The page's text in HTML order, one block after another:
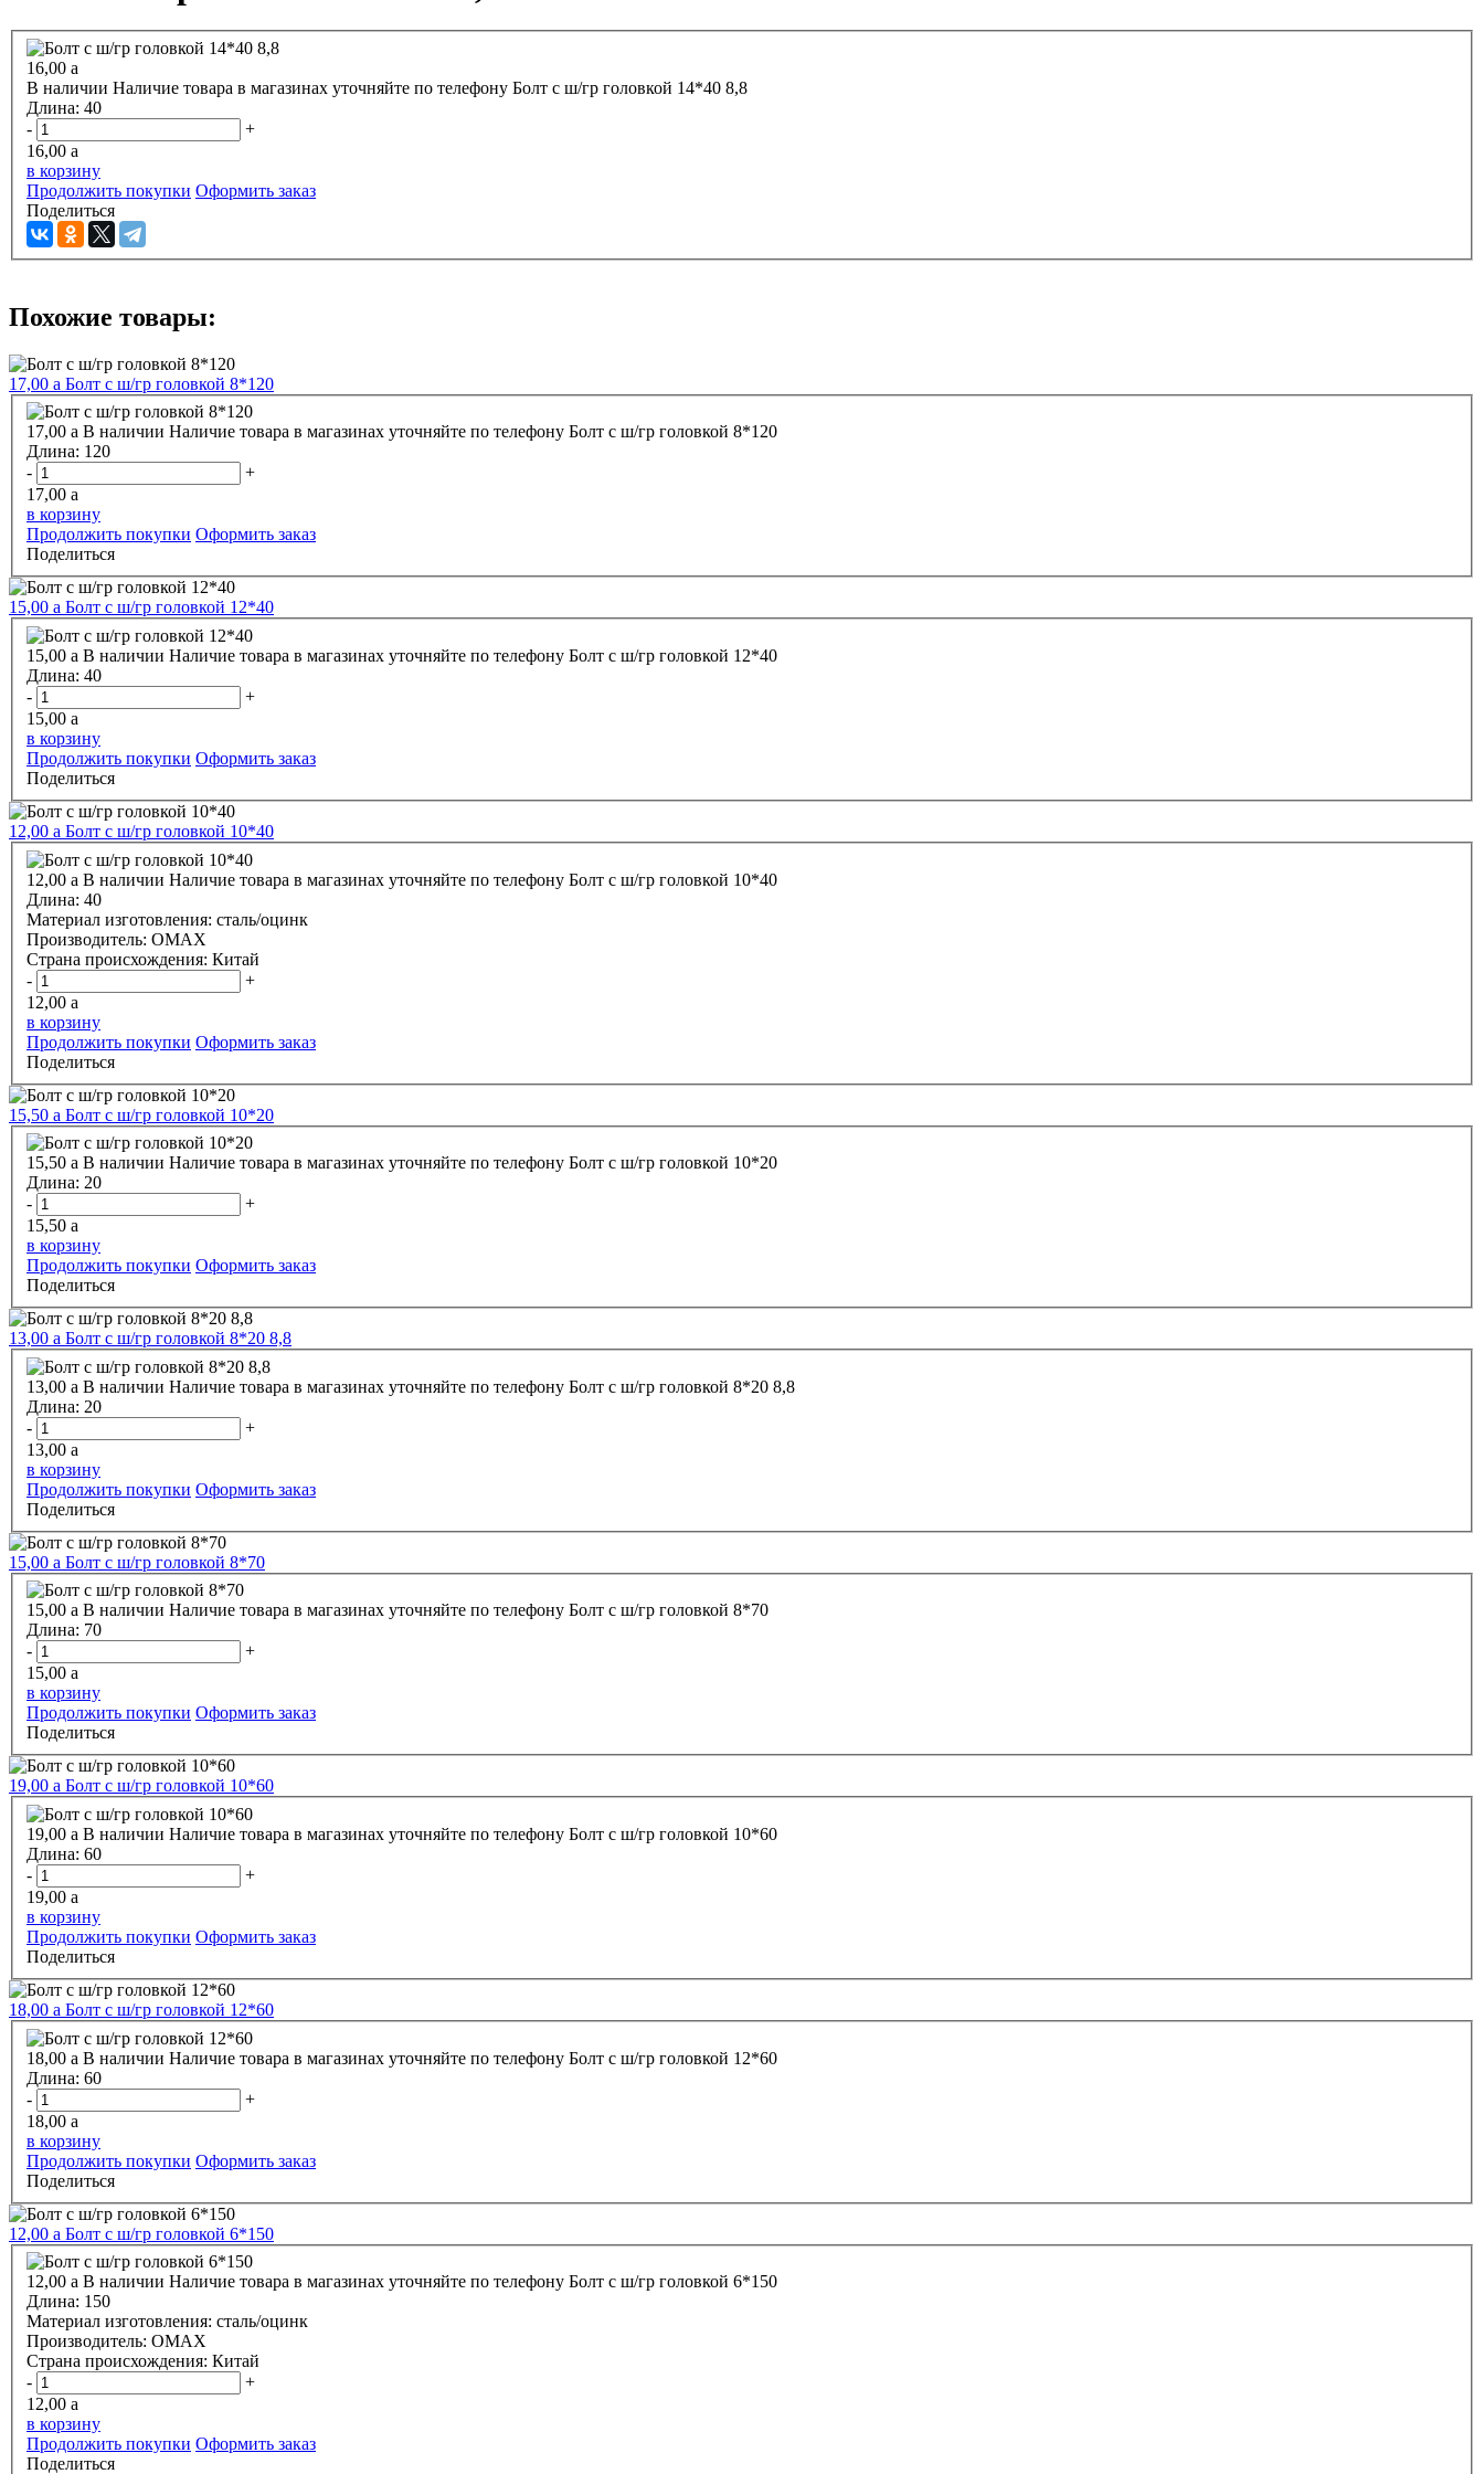
16,00 a
В наличии Наличие товара в магазинах уточняйте по телефону
Болт с ш/гр головкой 14*40 8,8
Длина: 40
-
+
16,00 a
в корзину
Продолжить покупки Оформить заказ
Поделиться
Похожие товары:
17,00 a Болт с ш/гр головкой 8*120
17,00 a В наличии Наличие товара в магазинах уточняйте по телефону
Болт с ш/гр головкой 8*120
Длина: 120
-
+
17,00 a
в корзину
Продолжить покупки Оформить заказ
Поделиться
15,00 a Болт с ш/гр головкой 12*40
15,00 a В наличии Наличие товара в магазинах уточняйте по телефону
Болт с ш/гр головкой 12*40
Длина: 40
-
+
15,00 a
в корзину
Продолжить покупки Оформить заказ
Поделиться
12,00 a Болт с ш/гр головкой 10*40
12,00 a В наличии Наличие товара в магазинах уточняйте по телефону
Болт с ш/гр головкой 10*40
Длина: 40
Материал изготовления: сталь/оцинк
Производитель: OMAX
Страна происхождения: Китай
-
+
12,00 a
в корзину
Продолжить покупки Оформить заказ
Поделиться
15,50 a Болт с ш/гр головкой 10*20
15,50 a В наличии Наличие товара в магазинах уточняйте по телефону
Болт с ш/гр головкой 10*20
Длина: 20
-
+
15,50 a
в корзину
Продолжить покупки Оформить заказ
Поделиться
13,00 a Болт с ш/гр головкой 8*20 8,8
13,00 a В наличии Наличие товара в магазинах уточняйте по телефону
Болт с ш/гр головкой 8*20 8,8
Длина: 20
-
+
13,00 a
в корзину
Продолжить покупки Оформить заказ
Поделиться
15,00 a Болт с ш/гр головкой 8*70
15,00 a В наличии Наличие товара в магазинах уточняйте по телефону
Болт с ш/гр головкой 8*70
Длина: 70
-
+
15,00 a
в корзину
Продолжить покупки Оформить заказ
Поделиться
19,00 a Болт с ш/гр головкой 10*60
19,00 a В наличии Наличие товара в магазинах уточняйте по телефону
Болт с ш/гр головкой 10*60
Длина: 60
-
+
19,00 a
в корзину
Продолжить покупки Оформить заказ
Поделиться
18,00 a Болт с ш/гр головкой 12*60
18,00 a В наличии Наличие товара в магазинах уточняйте по телефону
Болт с ш/гр головкой 12*60
Длина: 60
-
+
18,00 a
в корзину
Продолжить покупки Оформить заказ
Поделиться
12,00 a Болт с ш/гр головкой 6*150
12,00 a В наличии Наличие товара в магазинах уточняйте по телефону
Болт с ш/гр головкой 6*150
Длина: 150
Материал изготовления: сталь/оцинк
Производитель: OMAX
Страна происхождения: Китай
-
+
12,00 a
в корзину
Продолжить покупки Оформить заказ
Поделиться